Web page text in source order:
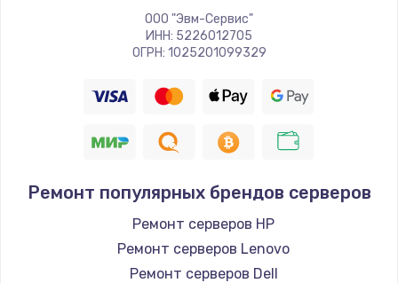
Заказать
Настройка ОС
1160 руб.
1060 руб.
Заказать
Замена южного моста
ООО "Эвм-Сервис"
ИНН: 5226012705
ОГРН: 1025201099329
Ремонт популярных брендов серверов
Ремонт серверов HP
Ремонт серверов Lenovo
Ремонт серверов Dell